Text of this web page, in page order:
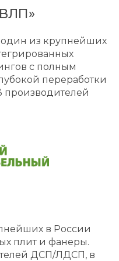
из крупнейших
с полным
переработки
производителей
в России
плит и фанеры.
ДСП/ЛДСП, в